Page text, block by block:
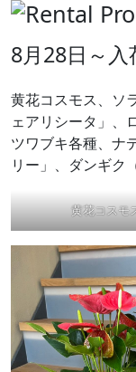
8月28日～入
黄花コスモス、ソ
ェアリシータ」、
ツワブキ各種、ナ
リー」、ダンギク
黄花コスモ